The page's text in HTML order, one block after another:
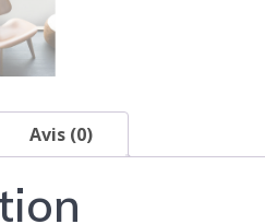
Avis (0)